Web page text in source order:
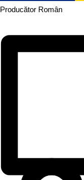
Producător Român